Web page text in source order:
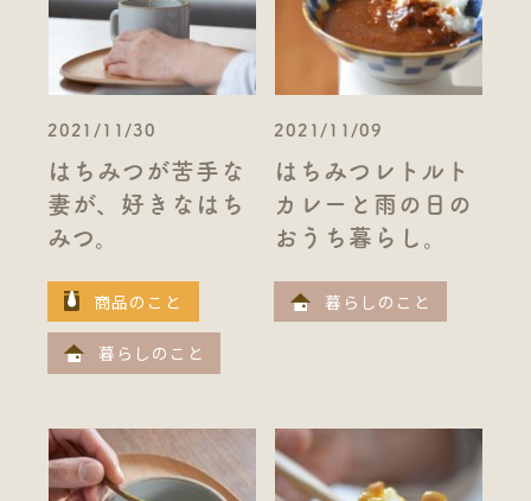
2021/11/30
はちみつが苦手な
妻が、好きなはち
みつ。
商品のこと
暮らしのこと
2021/11/09
はちみつレトルト
カレーと雨の日の
おうち暮らし。
暮らしのこと